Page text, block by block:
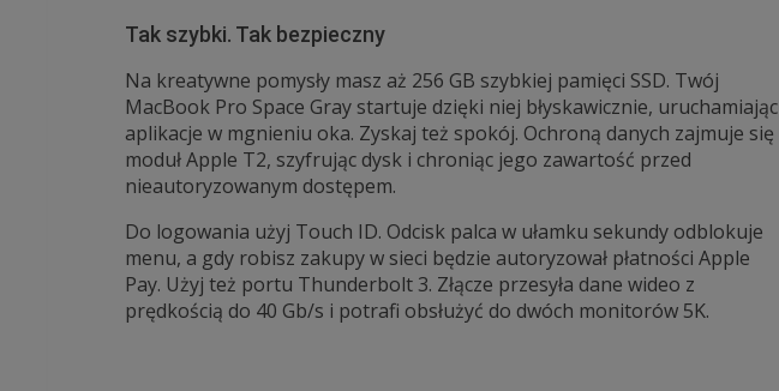
Tak szybki. Tak bezpieczny
Na kreatywne pomysły masz aż 256 GB szybkiej pamięci SSD. Twój
MacBook Pro Space Gray startuje dzięki niej błyskawicznie, uruchamiając
aplikacje w mgnieniu oka. Zyskaj też spokój. Ochroną danych zajmuje się
moduł Apple T2, szyfrując dysk i chroniąc jego zawartość przed
nieautoryzowanym dostępem.
Do logowania użyj Touch ID. Odcisk palca w ułamku sekundy odblokuje
menu, a gdy robisz zakupy w sieci będzie autoryzował płatności Apple
Pay. Użyj też portu Thunderbolt 3. Złącze przesyła dane wideo z
prędkością do 40 Gb/s i potrafi obsłużyć do dwóch monitorów 5K.